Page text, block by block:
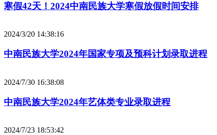
寒假42天！2024中南民族大学寒假放假时间安排
2024/3/20 14:38:16
中南民族大学2024年国家专项及预科计划录取进程
2024/7/30 16:38:08
中南民族大学2024年艺体类专业录取进程
2024/7/23 18:53:42